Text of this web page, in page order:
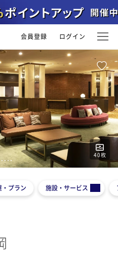
会員登録 ログイン
40枚
2 345
・プラン 施設・サービス